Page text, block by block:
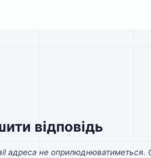
відповідь
адреса не оприлюднюватиметься.